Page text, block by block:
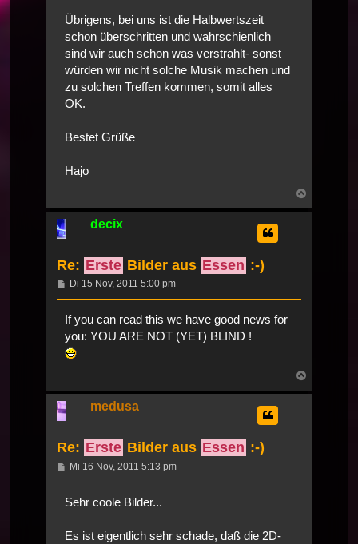
Übrigens, bei uns ist die Halbwertszeit
schon überschritten und wahrschienlich
sind wir auch schon was verstrahlt- sonst
würden wir nicht solche Musik machen und
zu solchen Treffen kommen, somit alles
OK.
Bestet Grüße
Hajo
oben
decix
Re: Erste Bilder aus Essen :-)
Beitrag
Di 15 Nov, 2011 5:00 pm
If you can read this we have good news for
you: YOU ARE NOT (YET) BLIND !
oben
medusa
Re: Erste Bilder aus Essen :-)
Beitrag
Mi 16 Nov, 2011 5:13 pm
Sehr coole Bilder...
Es ist eigentlich sehr schade, daß die 2D-